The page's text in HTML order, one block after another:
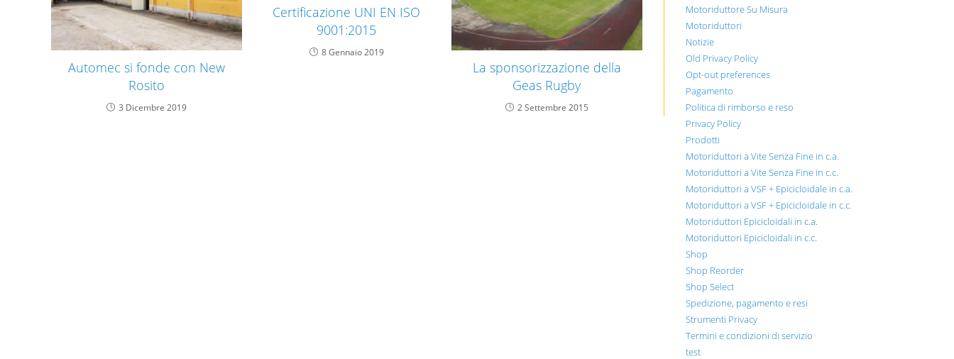
Automec si fonde con New
Rosito
3 Dicembre 2019
Certificazione UNI EN ISO
9001:2015
8 Gennaio 2019
La sponsorizzazione della
Geas Rugby
2 Settembre 2015
Motoriduttore Su Misura
Motoriduttori
Notizie
Old Privacy Policy
Opt-out preferences
Pagamento
Politica di rimborso e reso
Privacy Policy
Prodotti
Motoriduttori a Vite Senza Fine in c.a.
Motoriduttori a Vite Senza Fine in c.c.
Motoriduttori a VSF + Epicicloidale in c.a.
Motoriduttori a VSF + Epicicloidale in c.c.
Motoriduttori Epicicloidali in c.a.
Motoriduttori Epicicloidali in c.c.
Shop
Shop Reorder
Shop Select
Spedizione, pagamento e resi
Strumenti Privacy
Termini e condizioni di servizio
test